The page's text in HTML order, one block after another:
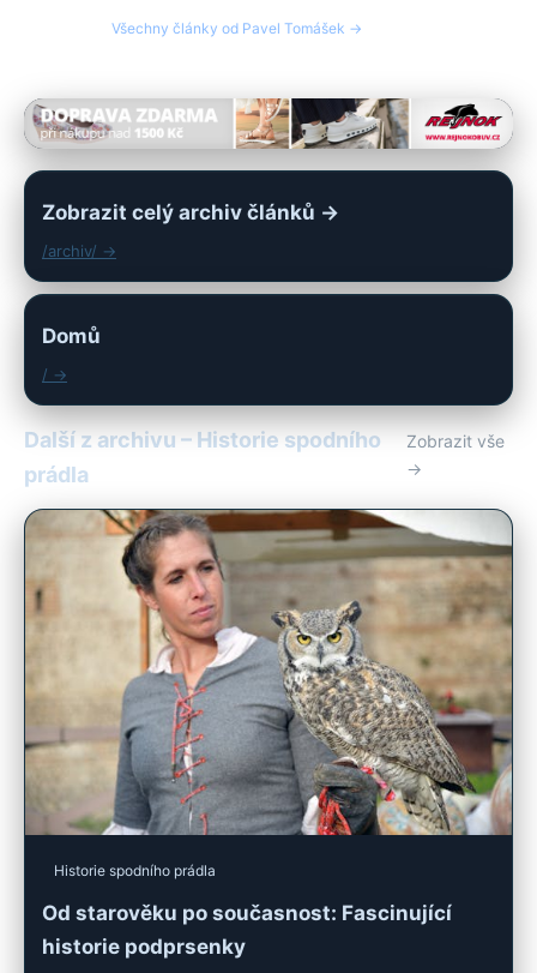
Všechny články od Pavel Tomášek →
Zobrazit celý archiv článků →
/archiv/ →
Domů
/ →
Další z archivu – Historie spodního
prádla
Zobrazit vše
→
Historie spodního prádla
Od starověku po současnost: Fascinující
historie podprsenky